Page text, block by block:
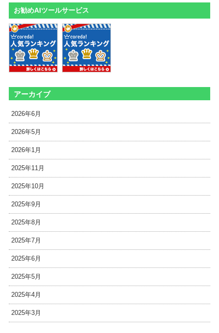
お勧めAIツールサービス
アーカイブ
2026年6月
2026年5月
2026年1月
2025年11月
2025年10月
2025年9月
2025年8月
2025年7月
2025年6月
2025年5月
2025年4月
2025年3月